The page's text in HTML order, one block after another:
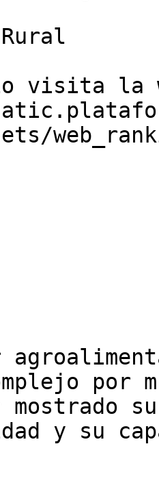
visita la
por
mostrado
y su